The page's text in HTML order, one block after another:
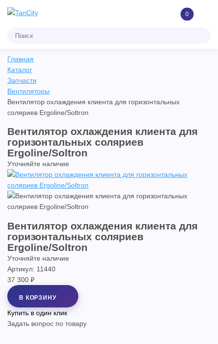
0
Главная
Каталог
Запчасти
Вентиляторы
Вентилятор охлаждения клиента для горизонтальных
соляриев Ergoline/Soltron
Вентилятор охлаждения клиента для
горизонтальных соляриев
Ergoline/Soltron
Уточняйте наличие
Вентилятор охлаждения клиента для
горизонтальных соляриев
Ergoline/Soltron
Уточняйте наличие
Артикул: 11440
37 300 ₽
В КОРЗИНУ
Купить в один клик
Задать вопрос по товару